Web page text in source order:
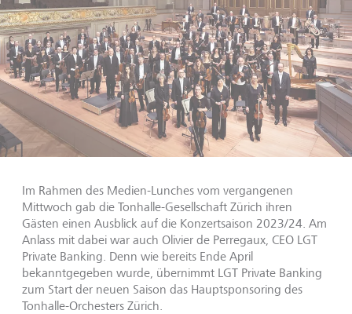
Im Rahmen des Medien-Lunches vom vergangenen
Mittwoch gab die Tonhalle-Gesellschaft Zürich ihren
Gästen einen Ausblick auf die Konzertsaison 2023/24. Am
Anlass mit dabei war auch Olivier de Perregaux, CEO LGT
Private Banking. Denn wie bereits Ende April
bekanntgegeben wurde, übernimmt LGT Private Banking
zum Start der neuen Saison das Hauptsponsoring des
Tonhalle-Orchesters Zürich.